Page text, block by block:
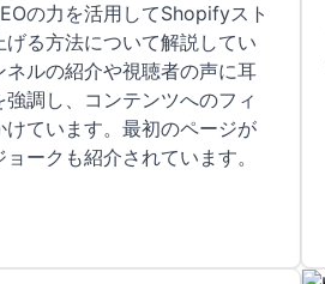
の力を活用してShopifyスト
る方法について解説してい
ネルの紹介や視聴者の声に耳
調し、コンテンツへのフィ
けています。最初のページが
ークも紹介されています。